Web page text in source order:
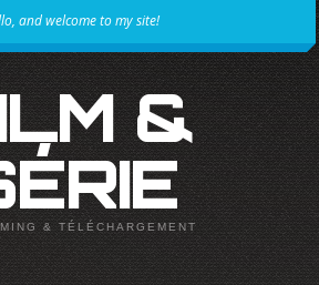
and welcome to my site!
& TÉLÉCHARGEMENT